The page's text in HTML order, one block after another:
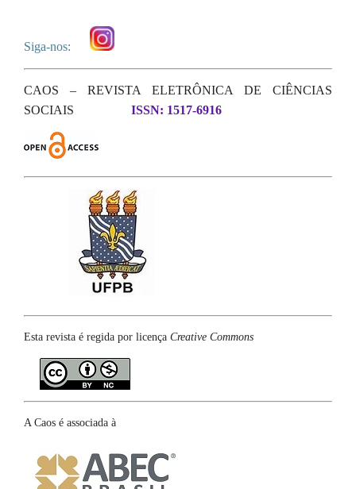
Siga-nos:
CAOS – REVISTA ELETRÔNICA DE CIÊNCIAS
SOCIAIS
ISSN: 1517-6916
Esta revista é regida por licença Creative Commons
A Caos é associada à